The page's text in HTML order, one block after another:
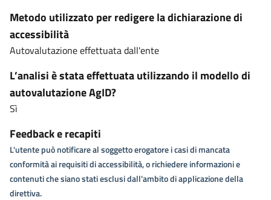
Metodo utilizzato per redigere la dichiarazione di
accessibilità
Autovalutazione effettuata dall'ente
L’analisi è stata effettuata utilizzando il modello di
autovalutazione AgID?
Sì
Feedback e recapiti
L'utente può notificare al soggetto erogatore i casi di mancata
conformità ai requisiti di accessibilità, o richiedere informazioni e
contenuti che siano stati esclusi dall'ambito di applicazione della
direttiva.